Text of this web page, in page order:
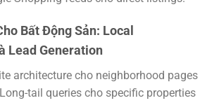
Bất Động Sản: Local
Lead Generation
architecture cho neighborhood pages
tail queries cho specific properties